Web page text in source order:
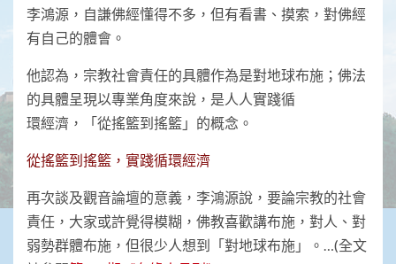
李鴻源，自謙佛經懂得不多，但有看書、摸索，對佛經
有自己的體會。
他認為，宗教社會責任的具體作為是對地球布施；佛法
的具體呈現以專業角度來說，是人人實踐循
環經濟，「從搖籃到搖籃」的概念。
從搖籃到搖籃，實踐循環經濟
再次談及觀音論壇的意義，李鴻源說，要論宗教的社會
責任，大家或許覺得模糊，佛教喜歡講布施，對人、對
弱勢群體布施，但很少人想到「對地球布施」。…(全文